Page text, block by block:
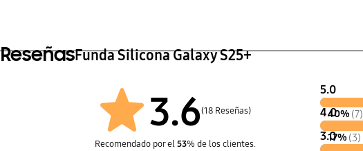
ReseñasFunda Silicona Galaxy S25+
3.6(18 Reseñas)
Recomendado por el53% de los clientes.
5.0
40% (7)
4.0
17% (3)
3.0